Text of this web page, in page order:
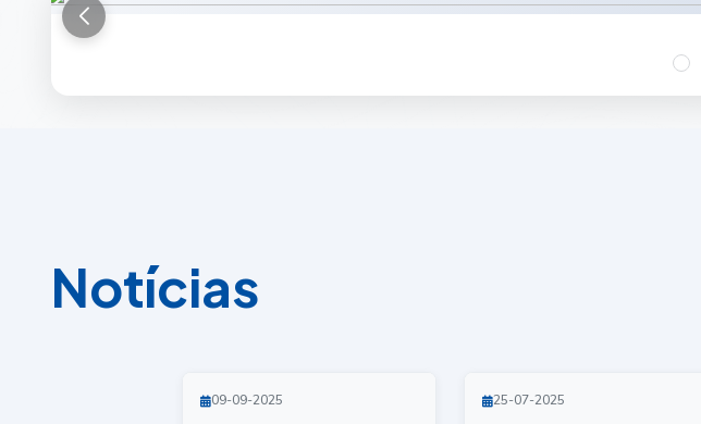
Notícias
09-09-2025 25-07-2025